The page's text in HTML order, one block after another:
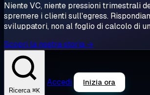
Niente VC, niente pressioni trimestrali
spremere i clienti sull'egress.
sviluppatori, non al foglio di calcolo di
Scopri la nostra storia →
Ricerca ⌘K
Accedi Inizia ora